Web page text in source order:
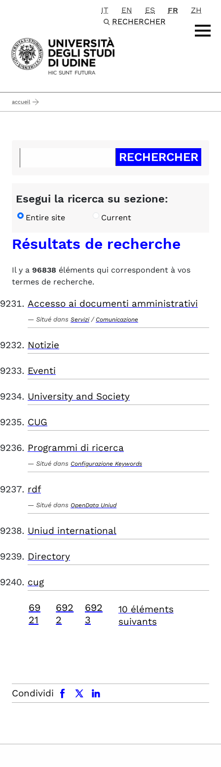
Passa al contenuto principale
IT EN ES FR
ZH
RECHERCHER
accueil
Esegui la ricerca su sezione:
Entire site Current
Résultats de recherche
Il y a 96838 éléments qui correspondent à vos
termes de recherche.
Accesso ai documenti amministrativi
Situé dans Servizi / Comunicazione
Notizie
Eventi
University and Society
CUG
Programmi di ricerca
Situé dans Configurazione Keywords
rdf
Situé dans OpenData Uniud
Uniud international
Directory
cug
69
21
692
2
692
3
10 éléments
suivants
Condividi
facebook x.com linkedin